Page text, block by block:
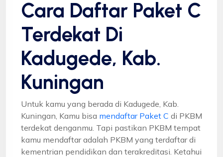
Cara Daftar Paket C
Terdekat Di
Kadugede, Kab.
Kuningan
Untuk kamu yang berada di Kadugede, Kab.
Kuningan, Kamu bisa mendaftar Paket C di PKBM
terdekat denganmu. Tapi pastikan PKBM tempat
kamu mendaftar adalah PKBM yang terdaftar di
kementrian pendidikan dan terakreditasi. Ketahui